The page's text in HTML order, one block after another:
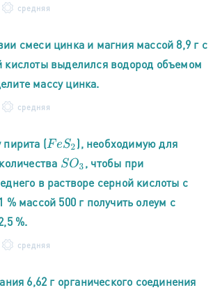
средняя
смеси цинка и магния массой 8,9 г с
кислоты выделился водород объемом
массу цинка.
средняя
пирита (FeS2 ), необходимую для
SO3 , чтобы при
в растворе серной кислоты с
% массой 500 г получить олеум с
%.
средняя
6,62 г органического соединения